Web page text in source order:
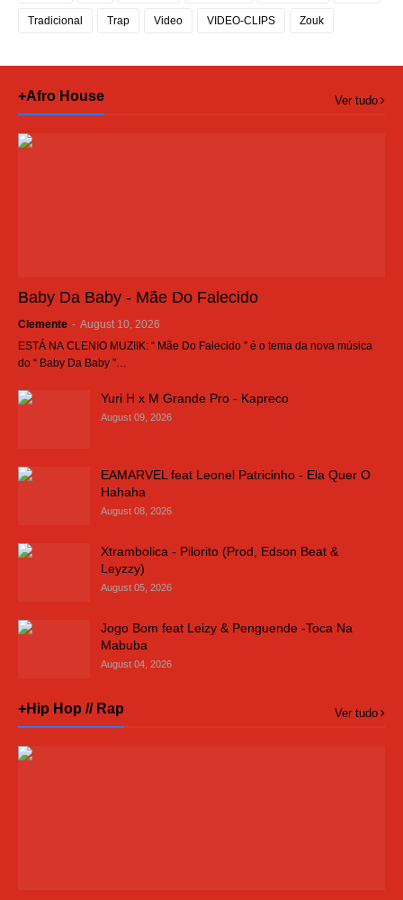
Tradicional Trap Video VIDEO-CLIPS Zouk
+Afro House Ver tudo
Baby Da Baby - Mãe Do Falecido
Clemente - August 10, 2026
ESTÁ NA CLENIO MUZIIK: “ Mãe Do Falecido ” é o tema da nova música
do “ Baby Da Baby ”…
Yuri H x M Grande Pro - Kapreco
August 09, 2026
EAMARVEL feat Leonel Patricinho - Ela Quer O
Hahaha
August 08, 2026
Xtrambolica - Pilorito (Prod, Edson Beat &
Leyzzy)
August 05, 2026
Jogo Bom feat Leizy & Penguende -Toca Na
Mabuba
August 04, 2026
+Hip Hop // Rap Ver tudo